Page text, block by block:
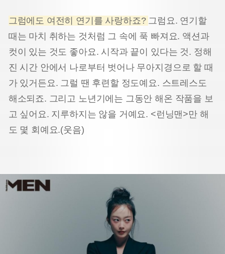
그럼에도 여전히 연기를 사랑하죠? 그럼요. 연기할
때는 마치 취하는 것처럼 그 속에 푹 빠져요. 액션과
컷이 있는 것도 좋아요. 시작과 끝이 있다는 것. 정해
진 시간 안에서 나로부터 벗어나 무아지경으로 할 때
가 있거든요. 그럴 땐 후련할 정도예요. 스트레스도
해소되죠. 그리고 노년기에는 그동안 해온 작품을 보
고 싶어요. 지루하지는 않을 거예요. <런닝맨>만 해
도 몇 회예요.(웃음)